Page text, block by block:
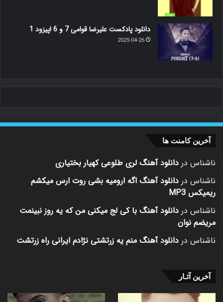
دانلود پادکست علیرضا قوامی 7 و 6 اپیزود 1
2025-04-26
آخرین کامنت ها
ناشناس در دانلود آهنگ لری طلوعی کهیار بختیاری
ناشناس در دانلود آهنگ اگه ارومیه بشی روت ارس میکشم
ریمیکس MP3
ناشناس در دانلود آهنگ با کی لج میکنی من که یه روز نبینمت
مریضم نوان
ناشناس در دانلود آهنگ منم یه زرتشتی نژادم ایرانی راه زرتشت
آخرین آثـار